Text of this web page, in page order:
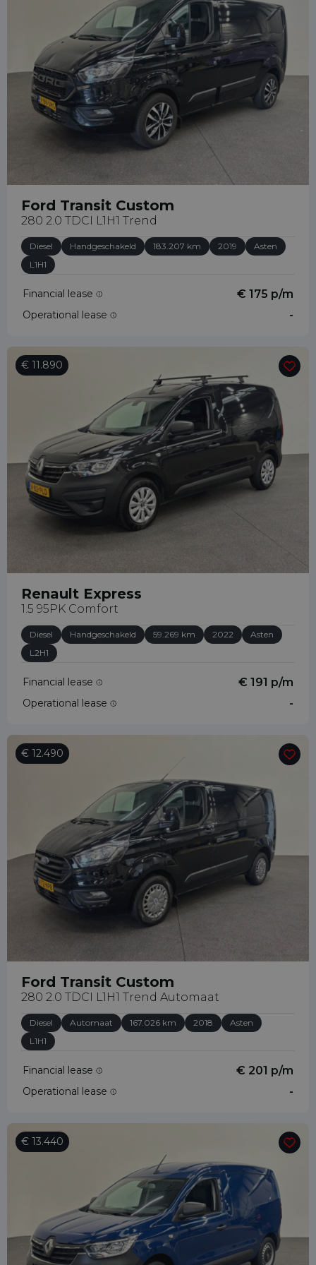
31658065289
Ford Transit Custom
280 2.0 TDCI L1H1 Trend
Diesel Handgeschakeld 183.207 km 2019
Asten
L1H1
Financial lease € 175 p/m
Operational lease -
€ 11.890
Renault Express
1.5 95PK Comfort
Diesel Handgeschakeld 59.269 km 2022
Asten
L2H1
Financial lease € 191 p/m
Operational lease -
€ 12.490
Ford Transit Custom
280 2.0 TDCI L1H1 Trend Automaat
Diesel Automaat 167.026 km 2018
Asten
L1H1
Financial lease € 201 p/m
Operational lease -
€ 13.440